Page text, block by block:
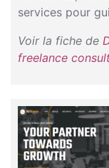
services pour
Voir la fiche de
freelance